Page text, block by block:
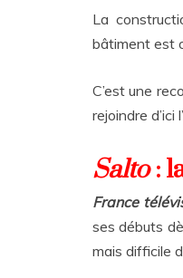
La
bâtiment est
C’est une
rejoindre
Salto:
France
ses débuts
mais difficile